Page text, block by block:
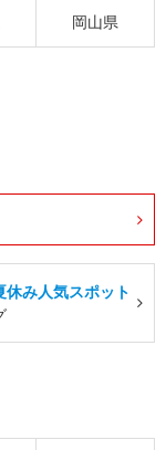
岡山県
休み人気スポット